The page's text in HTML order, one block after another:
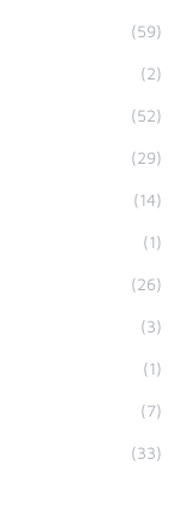
(59)
(2)
(52)
(29)
(14)
(1)
(26)
(3)
(1)
(7)
(33)